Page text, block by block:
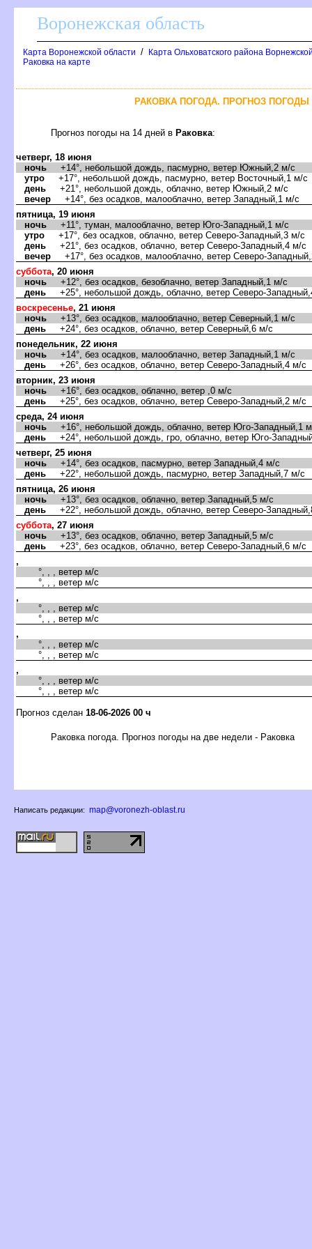
оронежская область
Карта Воронежской области /
Карта Ольховатского района
Раковка на карте
РАКОВКА ПОГОДА. ПРОГНОЗ ПОГОДЫ
Прогноз погоды на 14 дней Раковка:
четверг, 18 июня
ночь +14°, небольшой дождь, пасмурно, ветер Южный,2 м/с
утро +17°, небольшой дождь, пасмурно, ветер Восточный,1 м/с
день +21°, небольшой дождь, облачно, ветер Южный,2 м/с
ечер +14°, без осадков, малооблачно, ветер Западный,1 м/с
пятница, 19 июня
ночь +11°, туман, малооблачно, ветер Юго-Западный,1 м/с
утро +17°, без осадков, облачно, ветер Северо-Западный,3 м/с
день +21°, без осадков, облачно, ветер Северо-Западный,4 м/с
ечер +17°, без осадков, малооблачно, ветер Северо-
суббота, 20 июня
ночь +12°, без осадков, безоблачно, ветер Западный,1 м/с
день +25°, небольшой дождь, облачно, ветер Северо-
оскресенье, 21 июня
ночь +13°, без осадков, малооблачно, ветер Северный,1 м/с
день +24°, без осадков, облачно, ветер Северный,6 м/с
понедельник, 22 июня
ночь +14°, без осадков, малооблачно, ветер Западный,1 м/с
день +26°, без осадков, облачно, ветер Северо-Западный,4 м/с
торник, 23 июня
ночь +16°, без осадков, облачно, ветер ,0 м/с
день +25°, без осадков, облачно, ветер Северо-Западный,2 м/с
среда, 24 июня
ночь +16°, небольшой дождь, облачно, ветер Юго-Западный,1
день +24°, небольшой дождь, гро, облачно, ветер Юго-
четверг, 25 июня
ночь +14°, без осадков, пасмурно, ветер Западный,4 м/с
день +22°, небольшой дождь, пасмурно, ветер Западный,7 м/с
пятница, 26 июня
ночь +13°, без осадков, облачно, ветер Западный,5 м/с
день +22°, небольшой дождь, облачно, ветер Северо-
суббота, 27 июня
ночь +13°, без осадков, облачно, ветер Западный,5 м/с
день +23°, без осадков, облачно, ветер Северо-Западный,6 м/с
,
°, , , ветер м/с
°, , , ветер м/с
,
°, , , ветер м/с
°, , , ветер м/с
,
°, , , ветер м/с
°, , , ветер м/с
,
°, , , ветер м/с
°, , , ветер м/с
Прогноз сделан 18-06-2026 00 ч
Раковка погода. Прогноз погоды на две недели - Раковка
Написать редакции: map@voronezh-oblast.ru